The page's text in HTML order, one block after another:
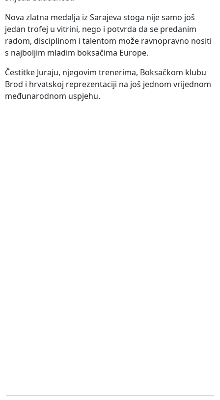
Nova zlatna medalja iz Sarajeva stoga nije samo još
jedan trofej u vitrini, nego i potvrda da se predanim
radom, disciplinom i talentom može ravnopravno nositi
s najboljim mladim boksačima Europe.
Čestitke Juraju, njegovim trenerima, Boksačkom klubu
Brod i hrvatskoj reprezentaciji na još jednom vrijednom
međunarodnom uspjehu.